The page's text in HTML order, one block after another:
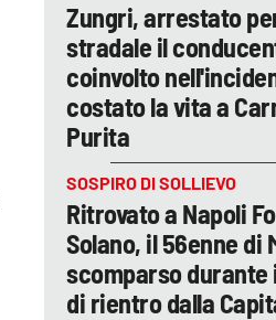
Zungri, arrestato
stradale il
coinvolto
costato la vita a
Purita
SOSPIRO DI SOLLIEVO
Ritrovato a Napoli
Solano, il 56enne di
scomparso durante
di rientro dalla